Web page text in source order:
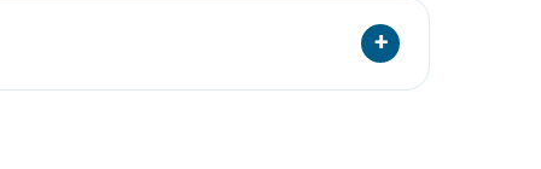
и извлекает его. Рану обрабатывают
+